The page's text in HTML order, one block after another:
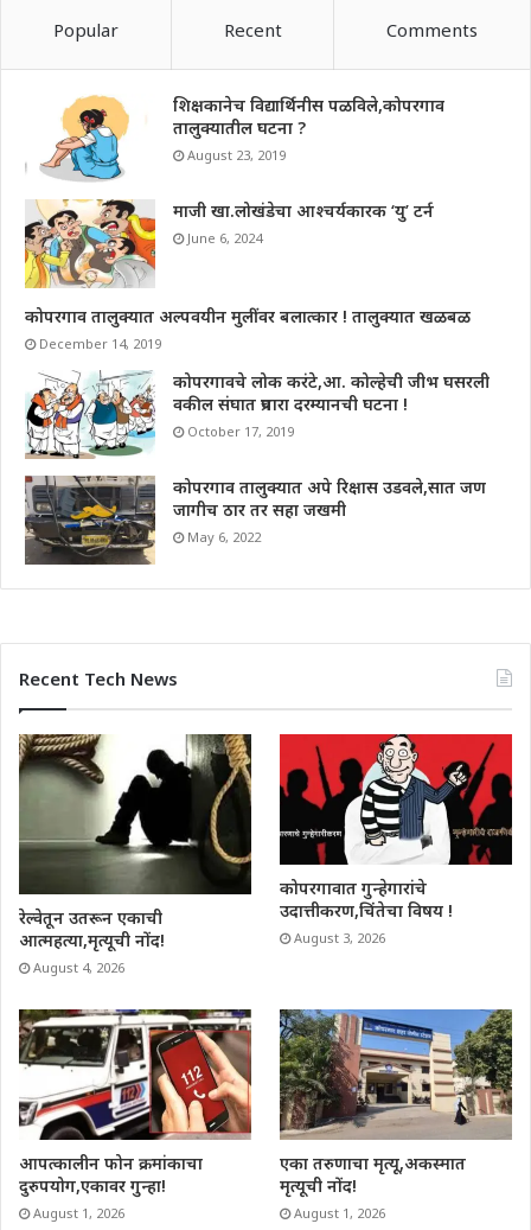
Popular Recent Comments
शिक्षकानेच विद्यार्थिनीस पळविले,कोपरगाव
तालुक्यातील घटना ?
August 23, 2019
माजी खा.लोखंडेचा आश्चर्यकारक ‘यु’ टर्न
June 6, 2024
कोपरगाव तालुक्यात अल्पवयीन मुलींवर बलात्कार ! तालुक्यात खळबळ
December 14, 2019
कोपरगावचे लोक करंटे,आ. कोल्हेची जीभ घसरली
वकील संघात प्रचारा दरम्यानची घटना !
October 17, 2019
कोपरगाव तालुक्यात अपे रिक्षास उडवले,सात जण
जागीच ठार तर सहा जखमी
May 6, 2022
Recent Tech News
रेल्वेतून उतरून एकाची
आत्महत्या,मृत्यूची नोंद!
August 4, 2026
कोपरगावात गुन्हेगारांचे
उदात्तीकरण,चिंतेचा विषय !
August 3, 2026
आपत्कालीन फोन क्रमांकाचा
दुरुपयोग,एकावर गुन्हा!
August 1, 2026
एका तरुणाचा मृत्यू,अकस्मात
मृत्यूची नोंद!
August 1, 2026